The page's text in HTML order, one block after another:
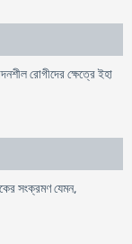
রোগীদের ক্ষেত্রে ইহা
সংক্রমণ যেমন,